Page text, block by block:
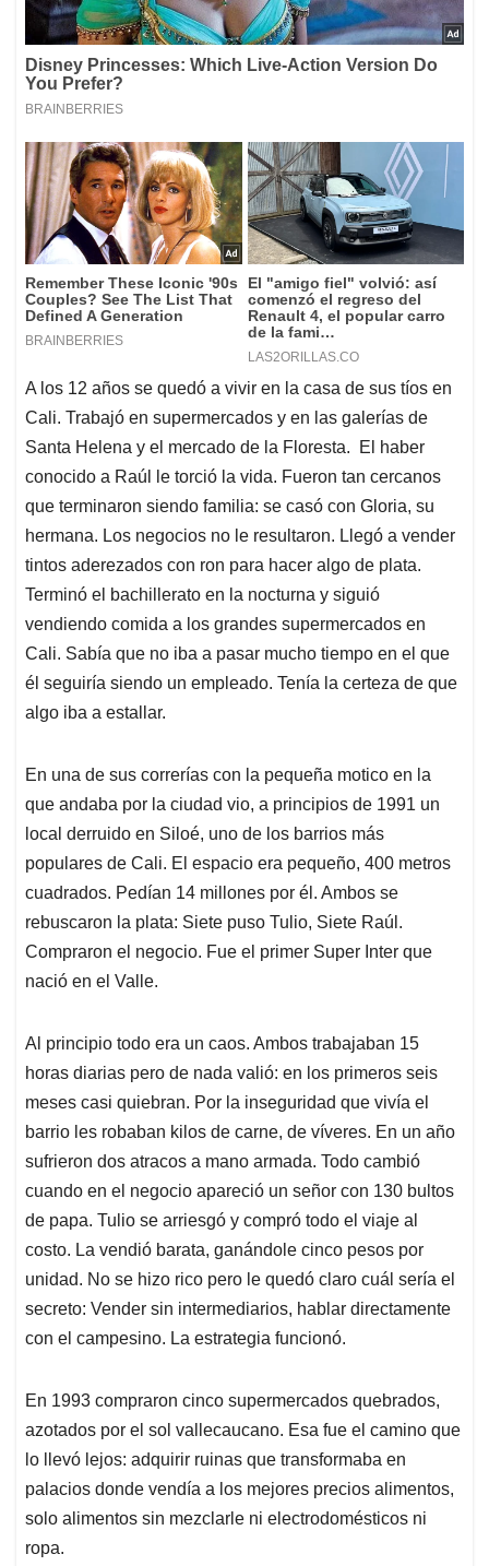
A los 12 años se quedó a vivir en la casa de sus tíos en
Cali. Trabajó en supermercados y en las galerías de
Santa Helena y el mercado de la Floresta. El haber
conocido a Raúl le torció la vida. Fueron tan cercanos
que terminaron siendo familia: se casó con Gloria, su
hermana. Los negocios no le resultaron. Llegó a vender
tintos aderezados con ron para hacer algo de plata.
Terminó el bachillerato en la nocturna y siguió
vendiendo comida a los grandes supermercados en
Cali. Sabía que no iba a pasar mucho tiempo en el que
él seguiría siendo un empleado. Tenía la certeza de que
algo iba a estallar.
En una de sus correrías con la pequeña motico en la
que andaba por la ciudad vio, a principios de 1991 un
local derruido en Siloé, uno de los barrios más
populares de Cali. El espacio era pequeño, 400 metros
cuadrados. Pedían 14 millones por él. Ambos se
rebuscaron la plata: Siete puso Tulio, Siete Raúl.
Compraron el negocio. Fue el primer Super Inter que
nació en el Valle.
Al principio todo era un caos. Ambos trabajaban 15
horas diarias pero de nada valió: en los primeros seis
meses casi quiebran. Por la inseguridad que vivía el
barrio les robaban kilos de carne, de víveres. En un año
sufrieron dos atracos a mano armada. Todo cambió
cuando en el negocio apareció un señor con 130 bultos
de papa. Tulio se arriesgó y compró todo el viaje al
costo. La vendió barata, ganándole cinco pesos por
unidad. No se hizo rico pero le quedó claro cuál sería el
secreto: Vender sin intermediarios, hablar directamente
con el campesino. La estrategia funcionó.
En 1993 compraron cinco supermercados quebrados,
azotados por el sol vallecaucano. Esa fue el camino que
lo llevó lejos: adquirir ruinas que transformaba en
palacios donde vendía a los mejores precios alimentos,
solo alimentos sin mezclarle ni electrodomésticos ni
ropa.